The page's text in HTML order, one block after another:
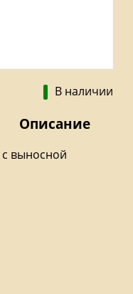
В наличии
Описание
выносной